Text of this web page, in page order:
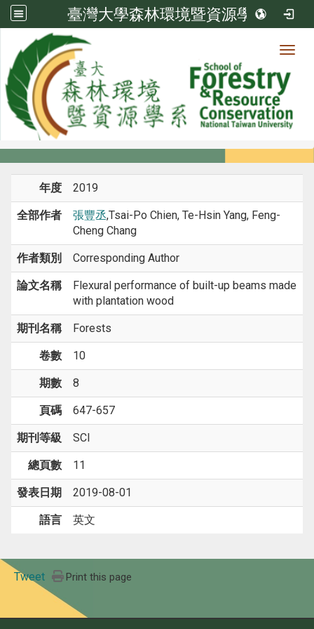
臺灣大學森林環境暨資源學系
系所成員
系所成員
年度 2019
全部作者 張豐丞,Tsai-Po Chien, Te-Hsin Yang, Feng-
Cheng Chang
作者類別 Corresponding Author
論文名稱
Flexural performance of built-up beams made
with plantation wood
期刊名稱 Forests
卷數 10
期數 8
頁碼 647-657
期刊等級 SCI
總頁數 11
發表日期 2019-08-01
語言 英文
Tweet Print this page